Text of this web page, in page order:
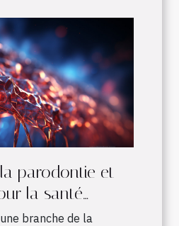
parodontie et
la santé
branche de la